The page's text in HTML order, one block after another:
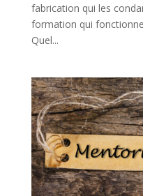
fabrication qui les
formation qui
Quel...